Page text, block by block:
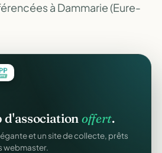
à Dammarie (Eure-
d'association offert.
et un site de collecte, prêts
webmaster.